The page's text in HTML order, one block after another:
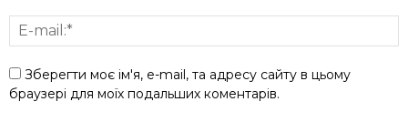
Зберегти моє ім'я, e-mail, та адресу сайту в цьому
браузері для моїх подальших коментарів.